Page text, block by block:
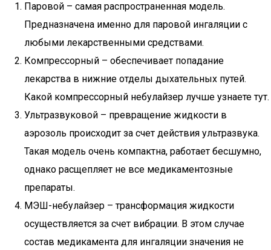
Паровой – самая распространенная модель.
Предназначена именно для паровой ингаляции с
любыми лекарственными средствами.
Компрессорный – обеспечивает попадание
лекарства в нижние отделы дыхательных путей.
Какой компрессорный небулайзер лучше узнаете тут.
Ультразвуковой – превращение жидкости в
аэрозоль происходит за счет действия ультразвука.
Такая модель очень компактна, работает бесшумно,
однако расщепляет не все медикаментозные
препараты.
МЭШ-небулайзер – трансформация жидкости
осуществляется за счет вибрации. В этом случае
состав медикамента для ингаляции значения не